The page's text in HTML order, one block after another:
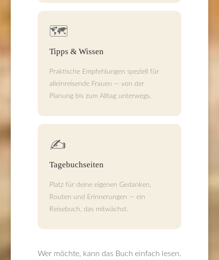
🗺️
Tipps & Wissen
Praktische Empfehlungen speziell für
alleinreisende Frauen — von der
Planung bis zum Alltag unterwegs.
✍️
Tagebuchseiten
Platz für deine eigenen Gedanken,
Routen und Erinnerungen — ein
Reisebuch, das mitwächst.
Wer möchte, kann das Buch einfach lesen.